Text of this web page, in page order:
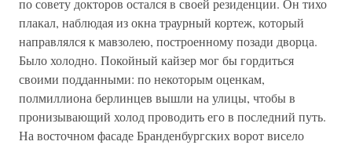
по совету докторов остался в своей резиденции. Он тихо
плакал, наблюдая из окна траурный кортеж, который
направлялся к мавзолею, построенному позади дворца.
Было холодно. Покойный кайзер мог бы гордиться
своими подданными: по некоторым оценкам,
полмиллиона берлинцев вышли на улицы, чтобы в
пронизывающий холод проводить его в последний путь.
На восточном фасаде Бранденбургских ворот висело